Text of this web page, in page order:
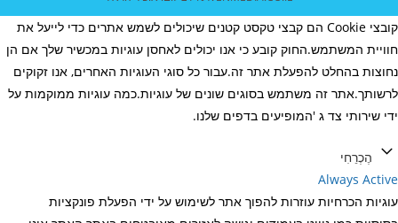
קובצי Cookie הם קבצי טקסט קטנים שיכולים לשמש אתרים כדי לייעל את
חוויית המשתמש.החוק קובע כי אנו יכולים לאחסן עוגיות במכשיר שלך אם הן
נחוצות בהחלט להפעלת אתר זה.עבור כל סוגי העוגיות האחרים, אנו זקוקים
לרשותך.אתר זה משתמש בסוגים שונים של עוגיות.כמה עוגיות ממוקמות על
ידי שירותי צד ג 'המופיעים בדפים שלנו.
הֶכְרֵחִי
Always Active
עוגיות הכרחיות עוזרות להפוך אתר לשימוש על ידי הפעלת פונקציות